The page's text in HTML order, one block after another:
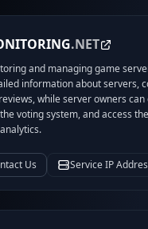
.NET
and managing game
information about servers,
while server owners can
voting system, and access
Us Service IP